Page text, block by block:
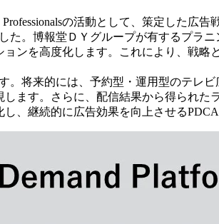
の活動として、策定した広
た。博報堂ＤＹグループが有するプラ
ンを高度化します。これにより、戦略
。将来的には、予約型・運用型のテ
ます。さらに、配信結果から得られた
、継続的に広告効果を向上させる